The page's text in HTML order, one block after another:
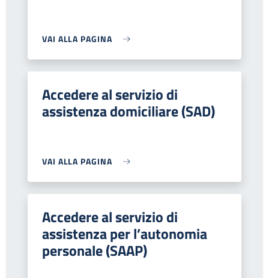
VAI ALLA PAGINA
Accedere al servizio di
assistenza domiciliare (SAD)
VAI ALLA PAGINA
Accedere al servizio di
assistenza per l’autonomia
personale (SAAP)